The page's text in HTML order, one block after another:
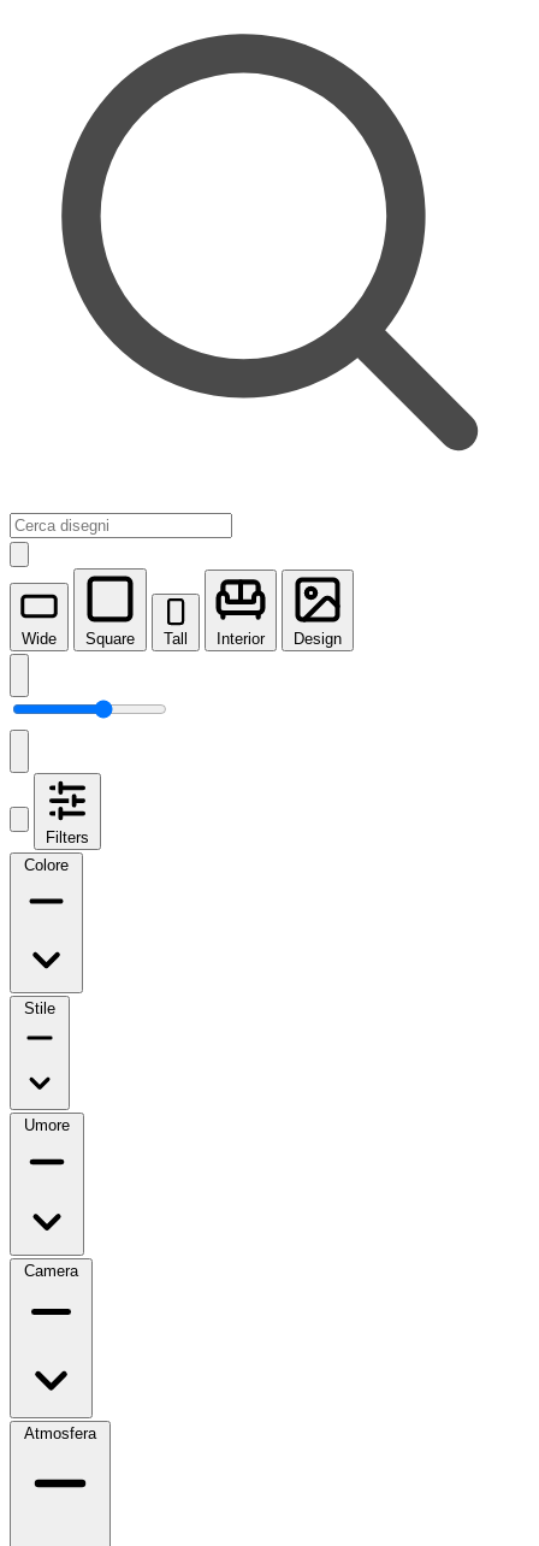
Wide Square Tall Interior Design
Filters
Colore
Stile
Umore
Camera
Atmosfera